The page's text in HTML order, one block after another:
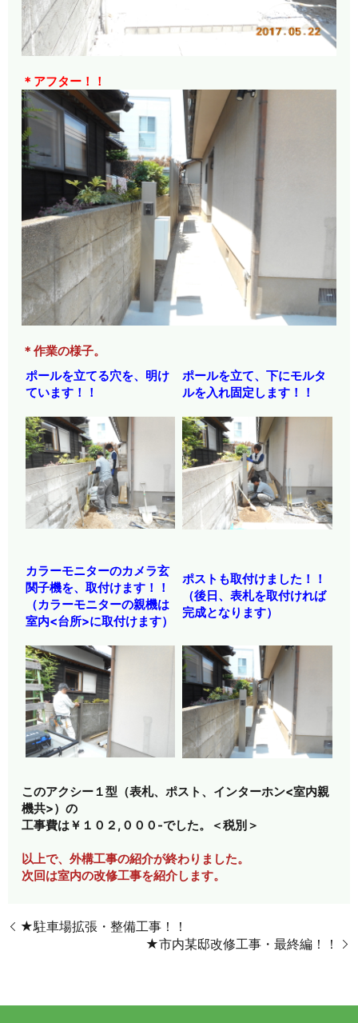
＊アフター！！
＊作業の様子。
ポールを立てる穴を、明け
ています！！
ポールを立て、下にモルタ
ルを入れ固定します！！
カラーモニターのカメラ玄
関子機を、取付けます！！
（カラーモニターの親機は
室内<台所>に取付けます）
ポストも取付けました！！
（後日、表札を取付ければ
完成となります）
このアクシー１型（表札、ポスト、インターホン<室内親
機共>）の
工事費は￥１０２,０００-でした。＜税別＞
以上で、外構工事の紹介が終わりました。
次回は室内の改修工事を紹介します。
★駐車場拡張・整備工事！！
★市内某邸改修工事・最終編！！